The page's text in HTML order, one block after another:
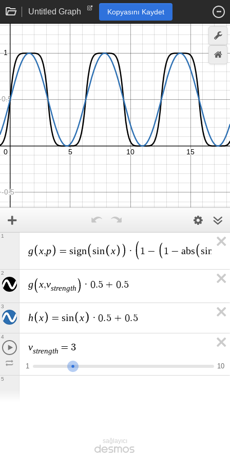
Untitled Graph Kopyasını Kaydet
g x,p = sign sin x · 1 − 1 − abs sin
1
g x,vstrength · 0.5 + 0.5
2
h x = sin x · 0.5 + 0.5
3
vstrength = 3
1 10
4
5
sağlayıcı